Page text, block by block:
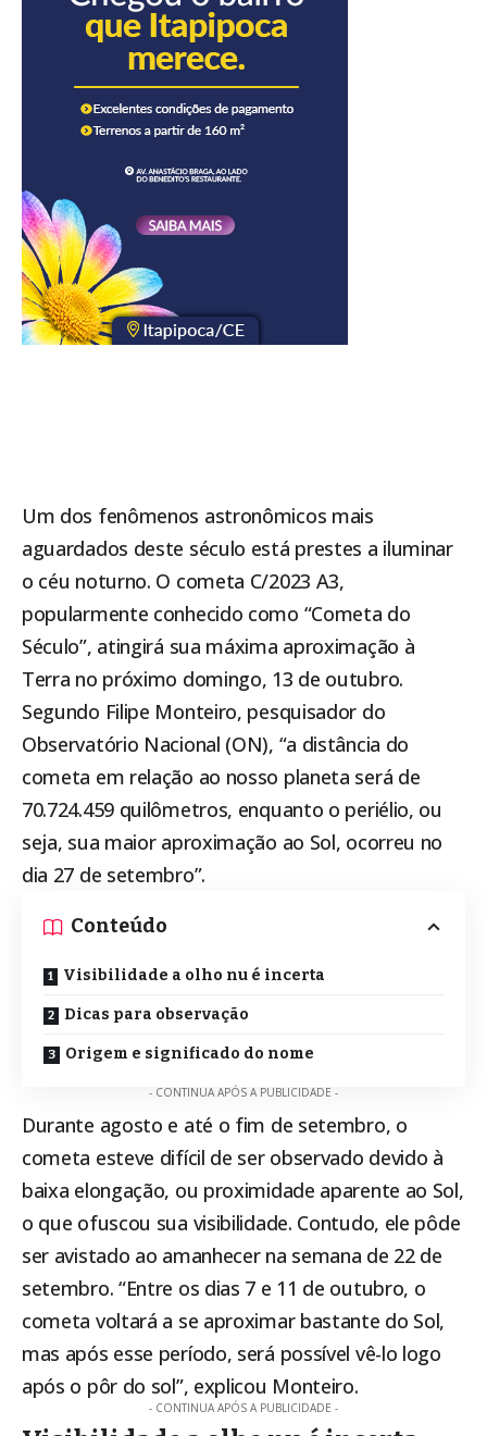
Um dos fenômenos astronômicos mais
aguardados deste século está prestes a iluminar
o céu noturno. O cometa C/2023 A3,
popularmente conhecido como “Cometa do
Século”, atingirá sua máxima aproximação à
Terra no próximo domingo, 13 de outubro.
Segundo Filipe Monteiro, pesquisador do
Observatório Nacional (ON), “a distância do
cometa em relação ao nosso planeta será de
70.724.459 quilômetros, enquanto o periélio, ou
seja, sua maior aproximação ao Sol, ocorreu no
dia 27 de setembro”.
Conteúdo
Visibilidade a olho nu é incerta
Dicas para observação
Origem e significado do nome
- CONTINUA APÓS A PUBLICIDADE -
Durante agosto e até o fim de setembro, o
cometa esteve difícil de ser observado devido à
baixa elongação, ou proximidade aparente ao Sol,
o que ofuscou sua visibilidade. Contudo, ele pôde
ser avistado ao amanhecer na semana de 22 de
setembro. “Entre os dias 7 e 11 de outubro, o
cometa voltará a se aproximar bastante do Sol,
mas após esse período, será possível vê-lo logo
após o pôr do sol”, explicou Monteiro.
- CONTINUA APÓS A PUBLICIDADE -